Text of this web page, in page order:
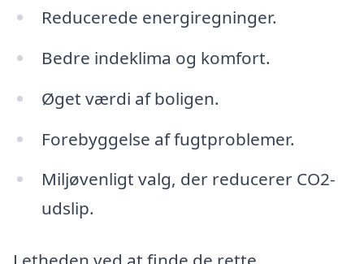
Reducerede energiregninger.
Bedre indeklima og komfort.
Øget værdi af boligen.
Forebyggelse af fugtproblemer.
Miljøvenligt valg, der reducerer CO2-
udslip.